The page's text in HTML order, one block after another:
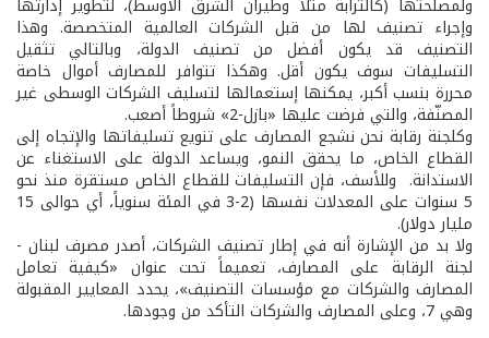
وإجراء تصنيف لها من قبل الشركات العالمية المتخصصة. وهذا
التصنيف قد يكون أفضل من تصنيف الدولة، وبالتالي تثقيل
التسليفات سوف يكون أقل. وهكذا تتوافر للمصارف أموال خاصة
محررة بنسب أكبر، يمكنها إستعمالها لتسليف الشركات الوسطى غير
المصنّفة، والتي فرضت عليها «بازل-2» شروطاً أصعب.
وكلجنة رقابة نحن نشجع المصارف على تنويع تسليفاتها والإتجاه إلى
القطاع الخاص، ما يحقق النمو، ويساعد الدولة على الاستغناء عن
الاستدانة. وللأسف، فإن التسليفات للقطاع الخاص مستقرة منذ نحو
5 سنوات على المعدلات نفسها (2-3 في المئة سنوياً، أي حوالى 15
مليار دولار).
ولا بد من الإشارة أنه في إطار تصنيف الشركات، أصدر مصرف لبنان -
لجنة الرقابة على المصارف، تعميماً تحت عنوان «كيفية تعامل
المصارف والشركات مع مؤسسات التصنيف»، يحدد المعايير المقبولة
وهي 7، وعلى المصارف والشركات التأكد من وجودها.